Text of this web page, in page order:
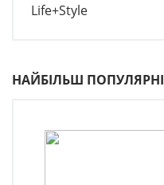
Life+Style
НАЙБІЛЬШ ПОПУЛЯРНІ